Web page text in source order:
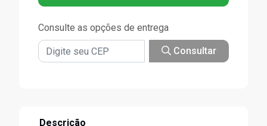
Consulte as opções de entrega
Consultar
Descrição